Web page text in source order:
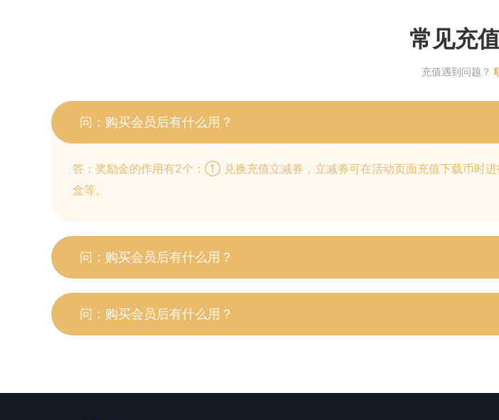
常见充
充值遇到问题？
问：购买会员后有什么用？
答：奖励金的作用有2个：① 兑换充值立减券，立减券可在活动页面充值下载币时
盒等。
问：购买会员后有什么用？
问：购买会员后有什么用？